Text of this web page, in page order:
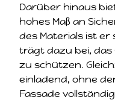
Darüber hinaus
hohes Maß an
des Materials ist
trägt dazu bei,
zu schützen.
einladend, ohne
Fassade